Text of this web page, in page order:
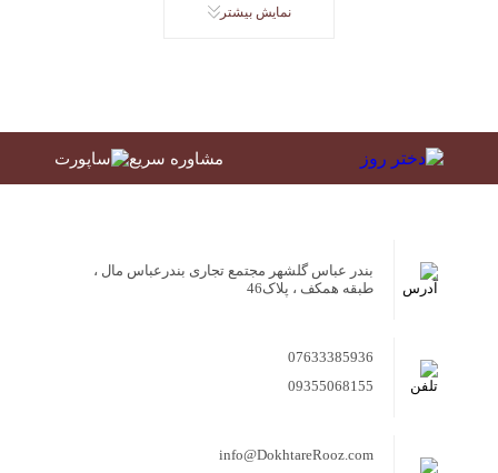
نمایش بیشتر
مشاوره سریع
بندر عباس گلشهر مجتمع تجاری بندرعباس مال ،
طبقه همکف ، پلاک46
07633385936
09355068155
info@DokhtareRooz.com